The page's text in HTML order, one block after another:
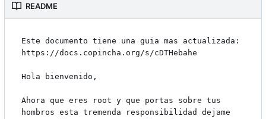
README
Este documento tiene una guia mas actualizada:
https://docs.copincha.org/s/cDTHebahe
Hola bienvenido,
Ahora que eres root y que portas sobre tus
hombros esta tremenda responsibilidad dejame